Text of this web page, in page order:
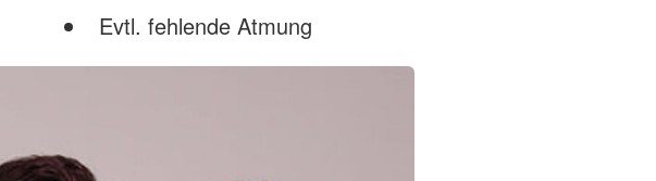
Evtl. fehlende Atmung